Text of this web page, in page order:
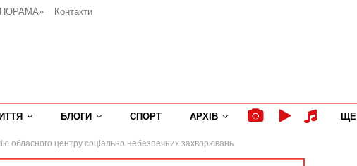
Контакти
БЛОГИ СПОРТ АРХІВ ЩЕ
обласного центру соціально небезпечних захворювань